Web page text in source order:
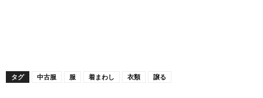
タグ 中古服 服 着まわし 衣類 譲る